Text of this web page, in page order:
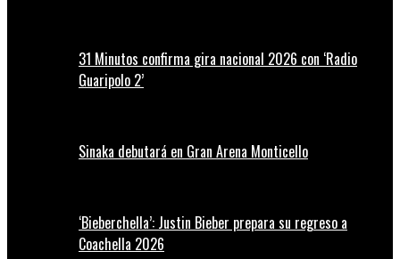
31 Minutos confirma gira nacional 2026 con ‘Radio
Guaripolo 2’
Sinaka debutará en Gran Arena Monticello
‘Bieberchella’: Justin Bieber prepara su regreso a
Coachella 2026